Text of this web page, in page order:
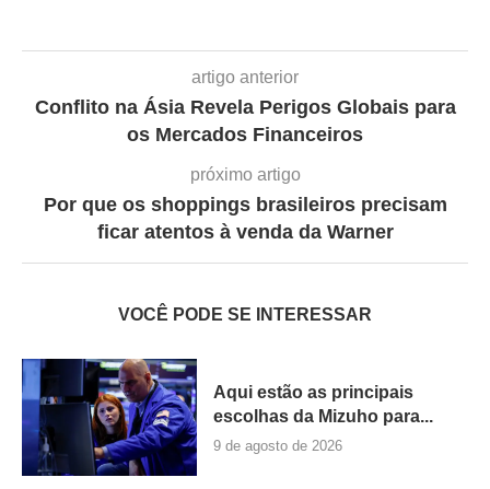
artigo anterior
Conflito na Ásia Revela Perigos Globais para
os Mercados Financeiros
próximo artigo
Por que os shoppings brasileiros precisam
ficar atentos à venda da Warner
VOCÊ PODE SE INTERESSAR
Aqui estão as principais
escolhas da Mizuho para...
9 de agosto de 2026